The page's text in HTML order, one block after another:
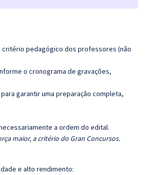
pedagógico dos professores (não
o cronograma de gravações,
garantir uma preparação completa,
a ordem do edital.
maior, a critério do Gran Concursos.
e alto rendimento: